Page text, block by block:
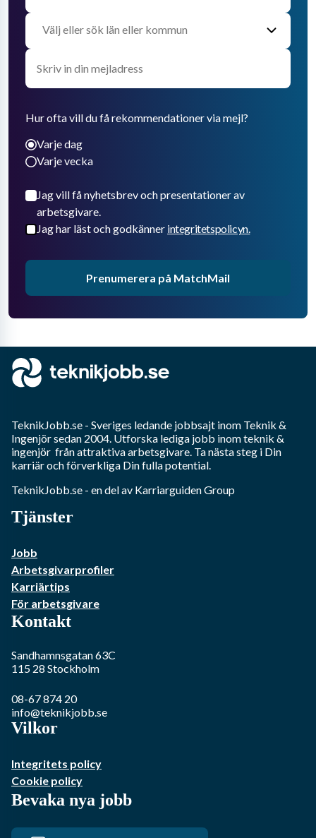
Hur ofta vill du få rekommendationer via mejl?
Varje dag
Varje vecka
Jag vill få nyhetsbrev och presentationer av
arbetsgivare.
Jag har läst och godkänner integritetspolicyn.
Prenumerera på MatchMail
TeknikJobb.se - Sveriges ledande jobbsajt inom Teknik &
Ingenjörsedan 2004. Utforska lediga jobb inomteknik &
ingenjör från attraktiva arbetsgivare. Ta nästa steg i Din
karriär och förverkliga Din fulla potential.
TeknikJobb.se - en del av Karriarguiden Group
Tjänster
Jobb
Arbetsgivarprofiler
Karriärtips
För arbetsgivare
Kontakt
Sandhamnsgatan 63C
115 28 Stockholm
08-67 874 20
info@teknikjobb.se
Vilkor
Integritets policy
Cookie policy
Bevaka nya jobb